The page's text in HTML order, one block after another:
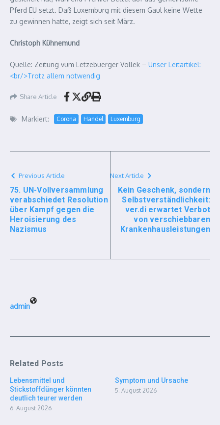
Pferd EU setzt. Daß Luxemburg mit diesem Gaul keine Wette
zu gewinnen hatte, zeigt sich seit März.
Christoph Kühnemund
Quelle: Zeitung vum Lëtzebuerger Vollek – Unser Leitartikel:
<br/>Trotz allem notwendig
Share Article
Markiert: Corona Handel Luxemburg
Previous Article
75. UN-Vollversammlung
verabschiedet Resolution
über Kampf gegen die
Heroisierung des
Nazismus
Next Article
Kein Geschenk, sondern
Selbstverständlichkeit:
ver.di erwartet Verbot
von verschiebbaren
Krankenhausleistungen
admin
Related Posts
Lebensmittel und
Stickstoffdünger könnten
deutlich teurer werden
6. August 2026
Symptom und Ursache
5. August 2026